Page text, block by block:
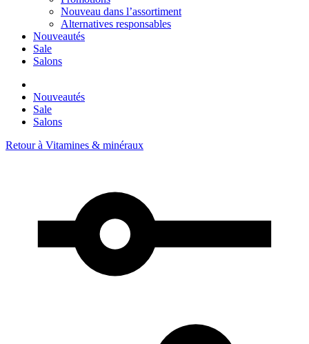
Nouveau dans l’assortiment
Alternatives responsables
Nouveautés
Sale
Salons
Nouveautés
Sale
Salons
Retour à Vitamines & minéraux